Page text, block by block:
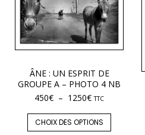
ÂNE : UN ESPRIT DE
GROUPE A – PHOTO 4 NB
450€ – 1250€ TTC
CHOIX DES OPTIONS